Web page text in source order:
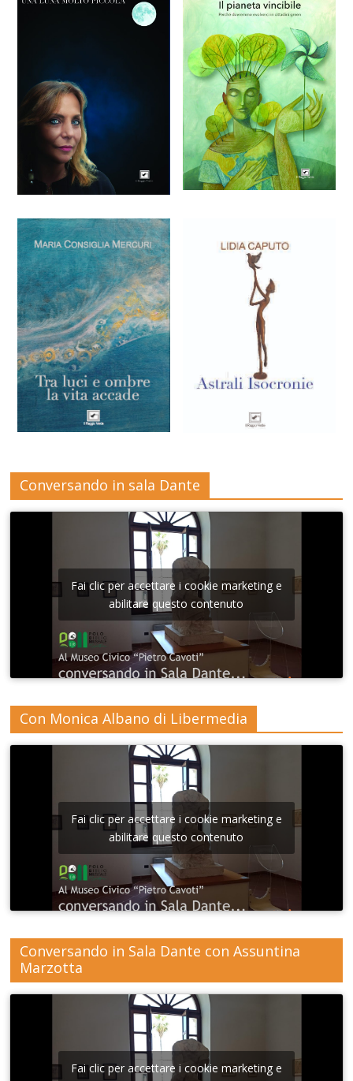
Conversando in sala Dante
Fai clic per accettare i cookie marketing e
abilitare questo contenuto
Con Monica Albano di Libermedia
Fai clic per accettare i cookie marketing e
abilitare questo contenuto
Conversando in Sala Dante con Assuntina
Marzotta
Fai clic per accettare i cookie marketing e